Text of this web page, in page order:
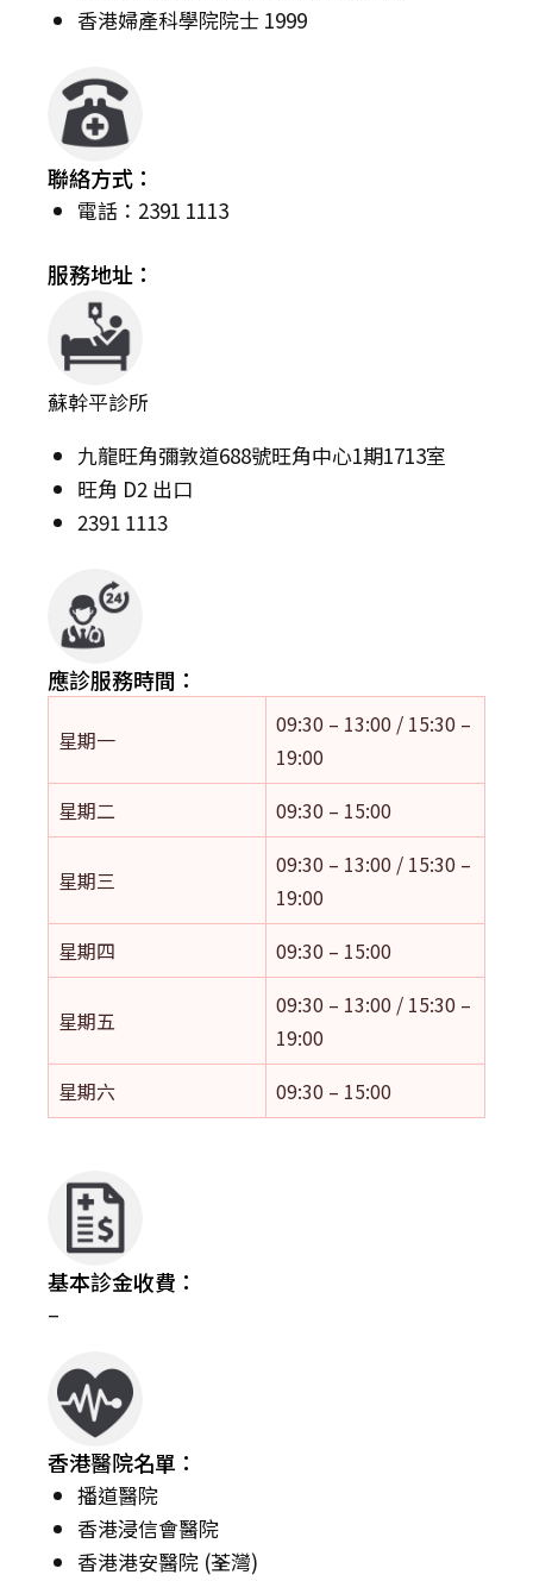
香港婦產科學院院士 1999
聯絡方式：
電話：2391 1113
服務地址：
蘇幹平診所
九龍旺角彌敦道688號旺角中心1期1713室
旺角 D2 出口
2391 1113
應診服務時間：
星期一
09:30 – 13:00 / 15:30 –
19:00
星期二
09:30 – 15:00
星期三
09:30 – 13:00 / 15:30 –
19:00
星期四
09:30 – 15:00
星期五
09:30 – 13:00 / 15:30 –
19:00
星期六
09:30 – 15:00
基本診金收費：
–
香港醫院名單：
播道醫院
香港浸信會醫院
香港港安醫院 (荃灣)